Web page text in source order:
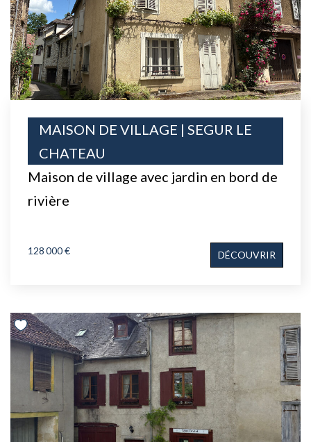
Maison de village avec jardin en bord de
rivière
MAISON DE VILLAGE | SEGUR LE
CHATEAU
128 000 € DÉCOUVRIR